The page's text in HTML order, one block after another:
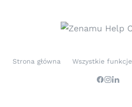
Strona główna Wszystkie funkcje